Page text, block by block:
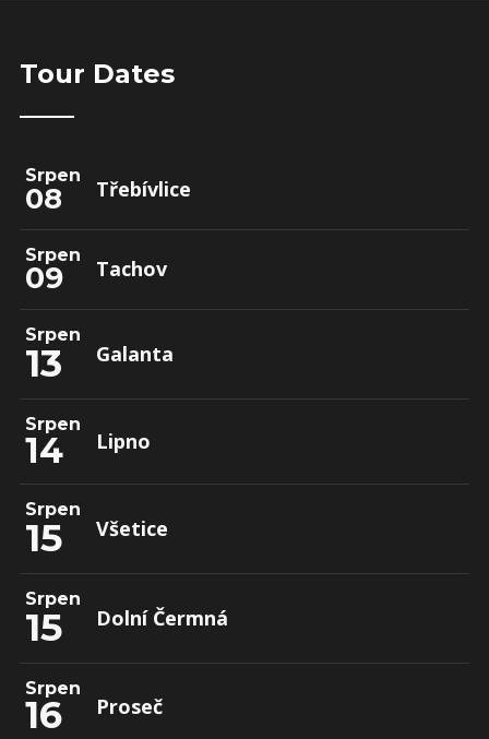
Tour Dates
Srpen
08 Třebívlice
Srpen
09 Tachov
Srpen
13 Galanta
Srpen
14 Lipno
Srpen
15 Všetice
Srpen
15 Dolní Čermná
Srpen
16 Proseč